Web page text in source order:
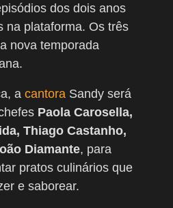
dos dois anos
na plataforma. Os três
nova temporada
a cantora Sandy será
Paola Carosella,
Thiago Castanho,
Diamante, para
pratos culinários que
e saborear.